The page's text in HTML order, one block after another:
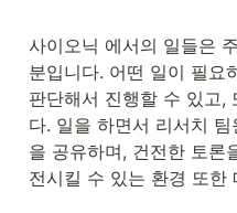
사이오닉 에서의 일들은
분입니다. 어떤 일이 필요
판단해서 진행할 수 있고,
다. 일을 하면서 리서치
을 공유하며, 건전한 토론
전시킬 수 있는 환경 또한